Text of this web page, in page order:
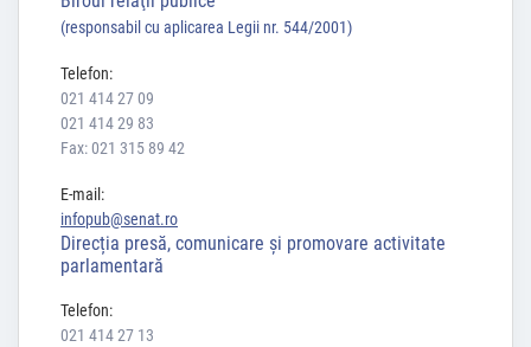
(responsabil cu aplicarea Legii nr. 544/2001)
Telefon:
021 414 27 09
021 414 29 83
Fax: 021 315 89 42
E-mail:
infopub@senat.ro
Direcția presă, comunicare și promovare activitate
parlamentară
Telefon:
021 414 27 13